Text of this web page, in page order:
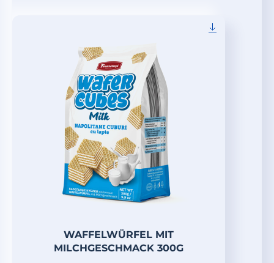
WAFFELWÜRFEL MIT
MILCHGESCHMACK 300G